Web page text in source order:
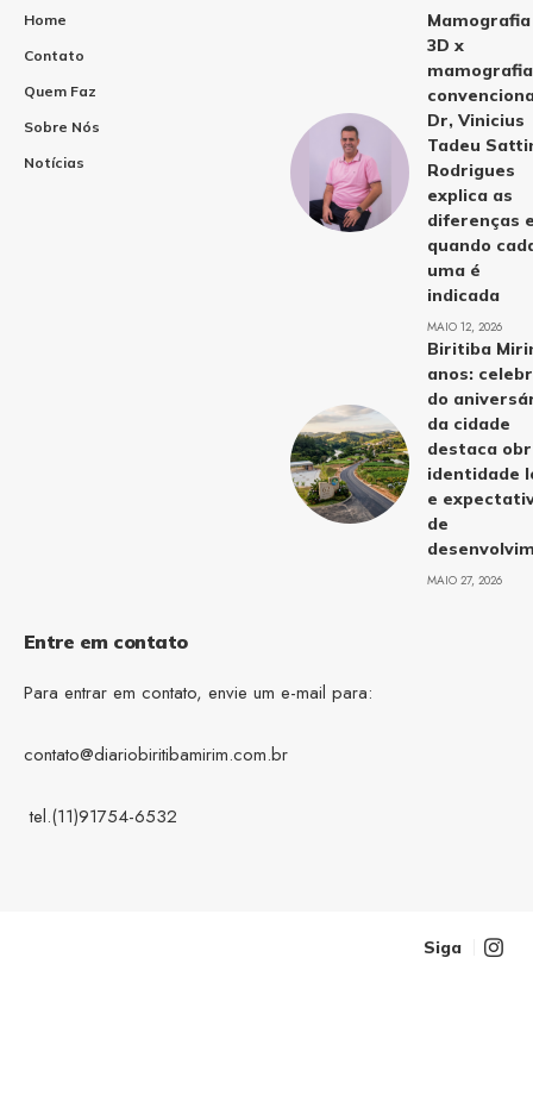
Home
Contato
Quem Faz
Sobre Nós
Notícias
Mamografia
3D x
mamografia
Dr, Vinicius
Tadeu
Rodrigues
explica as
diferenças
quando
uma é
indicada
MAIO 12, 2026
Biritiba
anos:
do
da cidade
destaca
identidade
e
de
MAIO 27, 2026
Entre em contato
Para entrar em contato, envie um e-mail para:
contato@diariobiritibamirim.com.br
tel.(11)91754-6532
Siga